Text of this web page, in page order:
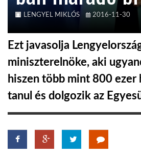
A NAP SZÉPE
LINKTR.EE
GLOBOZSARU
DOBRAVERO.HU
LENGYEL MIKLÓS 2016-11-30
Ezt javasolja
miniszterelnöke, aki
hiszen több mint 800 ezer
tanul és dolgozik az